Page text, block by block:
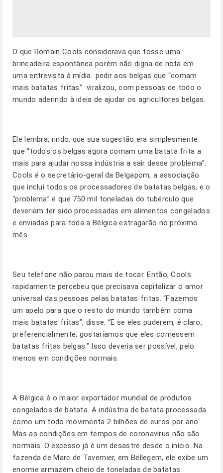
O que Romain Cools considerava que fosse uma
brincadeira espontânea porém não digna de nota em
uma entrevista à mídia  pedir aos belgas que “comam
mais batatas fritas”  viralizou, com pessoas de todo o
mundo aderindo à ideia de ajudar os agricultores belgas.
Ele lembra, rindo, que sua sugestão era simplesmente
que “todos os belgas agora comam uma batata frita a
mais para ajudar nossa indústria a sair desse problema”.
Cools é o secretário-geral da Belgapom, a associação
que inclui todos os processadores de batatas belgas, e o
“problema” é que 750 mil toneladas do tubérculo que
deveriam ter sido processadas em alimentos congelados
e enviadas para toda a Bélgica estragarão no próximo
mês.
Seu telefone não parou mais de tocar. Então, Cools
rapidamente percebeu que precisava capitalizar o amor
universal das pessoas pelas batatas fritas. “Fazemos
um apelo para que o resto do mundo também coma
mais batatas fritas”, disse. “E se eles puderem, é claro,
preferencialmente, gostaríamos que eles comessem
batatas fritas belgas.” Isso deveria ser possível, pelo
menos em condições normais.
A Bélgica é o maior exportador mundial de produtos
congelados de batata. A indústria de batata processada
como um todo movimenta 2 bilhões de euros por ano.
Mas as condições em tempos de coronavírus não são
normais. O excesso já é um desastre desde o início. Na
fazenda de Marc de Tavernier, em Bellegem, ele exibe um
enorme armazém cheio de toneladas de batatas